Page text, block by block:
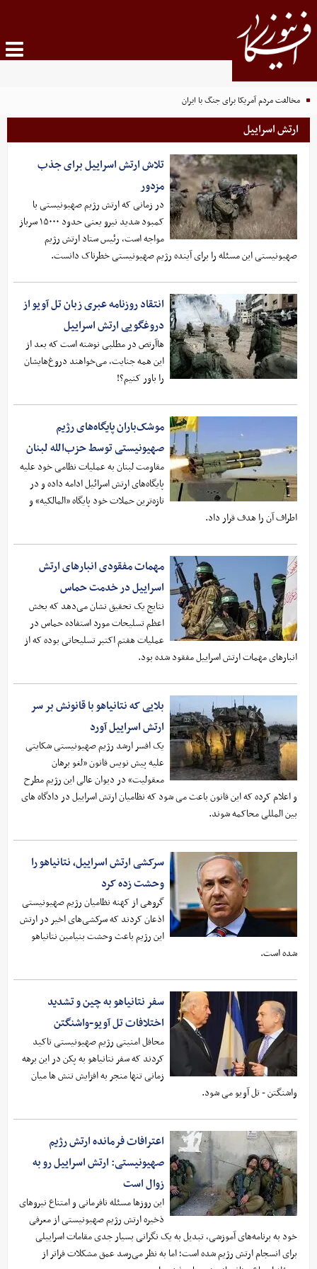
مخالفت مردم آمریکا برای جنگ با ایران
ارتش اسراییل
تلاش ارتش اسراییل برای جذب
مزدور
در زمانی که ارتش رژیم صهیونیستی با
کمبود شدید نیرو یعنی حدود ۱۵۰۰۰ سرباز
مواجه است، رئیس ستاد ارتش رژیم
صهیونیستی این مسئله را برای آینده رژیم صهیونیستی خطرناک دانست.
انتقاد روزنامه عبری زبان تل آویو از
دروغگویی ارتش اسراییل
هاآرتص در مطلبی نوشته است که بعد از
این همه جنایت، می‌خواهند دروغ‌هایشان
را باور کنیم؟!
موشک‌باران پایگاه‌های رژیم
صهیونیستی توسط حزب‌الله لبنان
مقاومت لبنان به عملیات نظامی خود علیه
پایگاه‌های ارتش اسرائیل ادامه داده و در
تازه‌ترین حملات خود پایگاه «المالکیه» و
اطراف آن را هدف قرار داد.
مهمات مفقودی انبارهای ارتش
اسراییل در خدمت حماس
نتایج یک تحقیق نشان می‌دهد که بخش
اعظم تسلیحات مورد استفاده حماس در
عملیات هفتم اکتبر تسلیحاتی بوده که از
انبارهای مهمات ارتش اسراییل مفقود شده بود.
بلایی که نتانیاهو با قانونش بر سر
ارتش اسراییل آورد
یک افسر ارشد رژیم صهیونیستی شکایتی
علیه پیش نویس قانون «لغو برهان
معقولیت» در دیوان عالی این رژیم مطرح
و اعلام کرده که این قانون باعث می شود که نظامیان ارتش اسراییل در دادگاه های
بین المللی محاکمه شوند.
سرکشی ارتش اسراییل، نتانیاهو را
وحشت زده کرد
گروهی از کهنه نظامیان رژیم صهیونیستی
اذعان کردند که سرکشی‌های اخیر در ارتش
این رژیم باعث وحشت بنیامین نتانیاهو
شده است.
سفر نتانیاهو به چین و تشدید
اختلافات تل آویو-واشنگتن
محافل امنیتی رژیم صهیونیستی تاکید
کردند که سفر نتانیاهو به پکن در این برهه
زمانی تنها منجر به افزایش تنش ها میان
واشنگتن - تل آویو می شود.
اعترافات فرمانده ارتش رژیم
صهیونیستی: ارتش اسراییل رو به
زوال است
این روزها مسئله نافرمانی و امتناع نیروهای
ذخیره ارتش رژیم صهیونیستی از معرفی
خود به برنامه‌های آموزشی، تبدیل به یک نگرانی بسیار جدی مقامات اسراییلی
برای انسجام ارتش رژیم شده است؛ اما به نظر می‌رسد عمق مشکلات فراتر از